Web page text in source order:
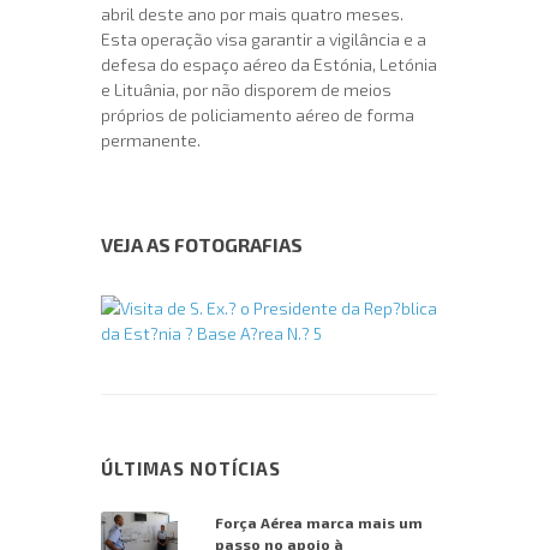
abril deste ano por mais quatro meses.
Esta operação visa garantir a vigilância e a
defesa do espaço aéreo da Estónia, Letónia
e Lituânia, por não disporem de meios
próprios de policiamento aéreo de forma
permanente.
VEJA AS FOTOGRAFIAS
ÚLTIMAS NOTÍCIAS
Força Aérea marca mais um
passo no apoio à